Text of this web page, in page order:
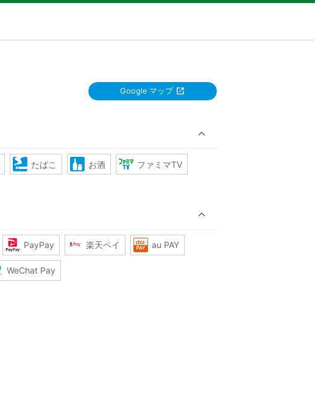
Google マップ
たばこ お酒 ファミマTV
PayPay 楽天ペイ au PAY
WeChat Pay